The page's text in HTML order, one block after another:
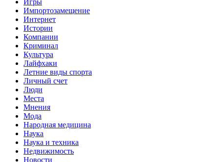
Импортозамещение
Интернет
Истории
Компании
Криминал
Культура
Лайфхаки
Летние виды спорта
Личный счет
Люди
Места
Мнения
Мода
Народная медицина
Наука
Наука и техника
Недвижимость
Новости